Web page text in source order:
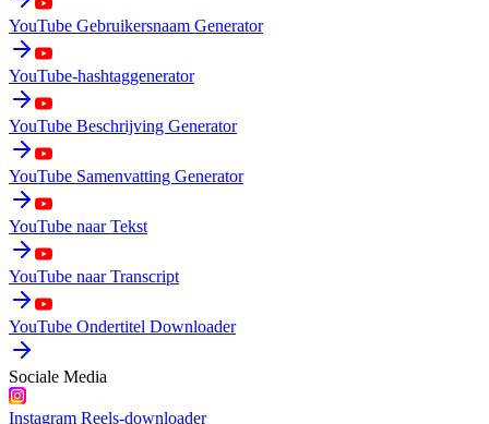
YouTube Gebruikersnaam Generator
YouTube-hashtaggenerator
YouTube Beschrijving Generator
YouTube Samenvatting Generator
YouTube naar Tekst
YouTube naar Transcript
YouTube Ondertitel Downloader
Sociale Media
Instagram Reels-downloader